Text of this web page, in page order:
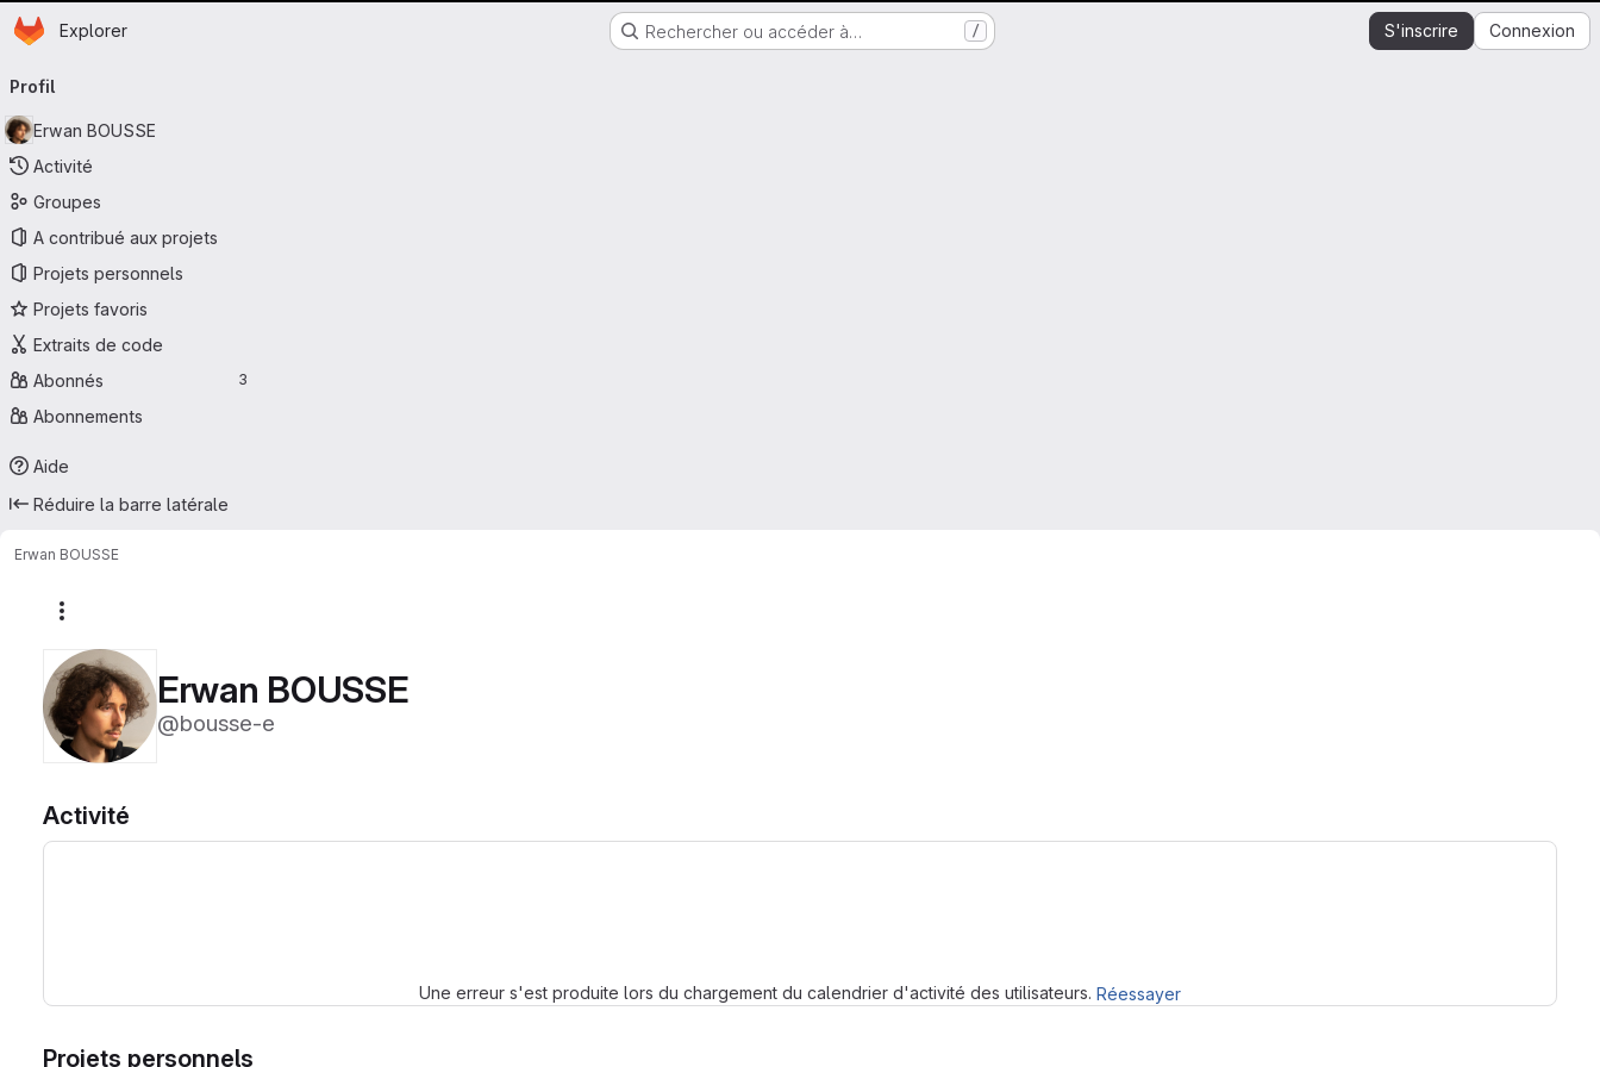
Nantes Université
Passer au contenu principal
Page d'accueil
Explorer Rechercher ou accéder à… / S'inscrire Connexion
principale
Profil
Erwan BOUSSE
Activité
Groupes
A contribué aux projets
Projets personnels
Projets favoris
Extraits de code
Abonnés
3
Abonnements
Aide
Réduire la barre latérale
Erwan BOUSSE
Erwan BOUSSE
@bousse-e
Activité
Une erreur s'est produite lors du chargement du calendrier d'activité des utilisateurs. Réessayer
Projets personnels